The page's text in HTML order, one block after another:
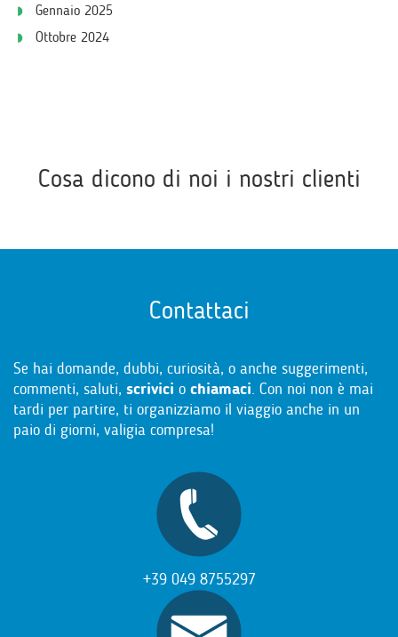
Gennaio 2025
Ottobre 2024
Cosa dicono di noi i nostri clienti
Contattaci
Se hai domande, dubbi, curiosità, o anche suggerimenti,
commenti, saluti, scrivici o chiamaci. Con noi non è mai
tardi per partire, ti organizziamo il viaggio anche in un
paio di giorni, valigia compresa!
+39 049 8755297